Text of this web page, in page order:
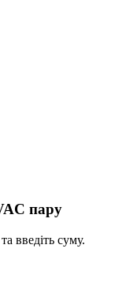
пару
введіть суму.